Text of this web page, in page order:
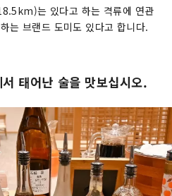
는 있다고 하는 격류에 연관
는 브랜드 도미도 있다고 합니다.
태어난 술을 맛보십시오.